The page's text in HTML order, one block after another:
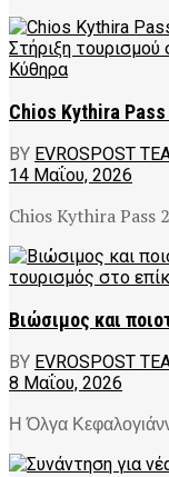
Chios Kythira Pass
BY EVROSPOST
14 Μαΐου, 2026
Chios Kythira Pass
Βιώσιμος και
BY EVROSPOST
8 Μαΐου, 2026
Η Όλγα